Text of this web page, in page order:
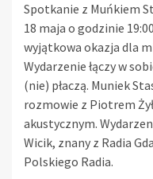
Spotkanie z Muńkiem
18 maja o godzinie
wyjątkowa okazja dla
Wydarzenie łączy w
(nie) płaczą. Muniek
rozmowie z Piotrem
akustycznym.
Wicik, znany z Radia
Polskiego Radia.